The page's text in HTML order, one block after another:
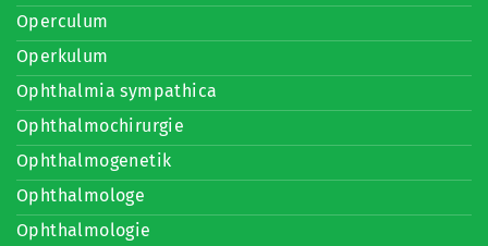
Operculum
Operkulum
Ophthalmia sympathica
Ophthalmochirurgie
Ophthalmogenetik
Ophthalmologe
Ophthalmologie